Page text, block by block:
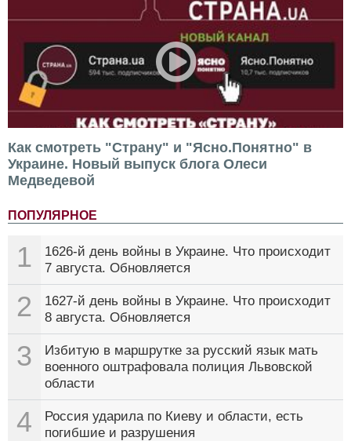
Как смотреть "Страну" и "Ясно.Понятно" в
Украине. Новый выпуск блога Олеси
Медведевой
ПОПУЛЯРНОЕ
1
1626-й день войны в Украине. Что происходит
7 августа. Обновляется
2
1627-й день войны в Украине. Что происходит
8 августа. Обновляется
3
Избитую в маршрутке за русский язык мать
военного оштрафовала полиция Львовской
области
4
Россия ударила по Киеву и области, есть
погибшие и разрушения